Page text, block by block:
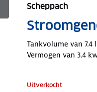
Scheppach
Tankvolume van 7.4
Vermogen van 3.4
Uitverkocht